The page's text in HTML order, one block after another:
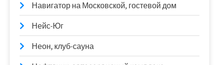
Навигатор на Московской, гостевой дом
Нейс-Юг
Неон, клуб-сауна